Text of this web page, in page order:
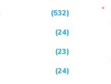
(532)
(24)
(23)
(24)